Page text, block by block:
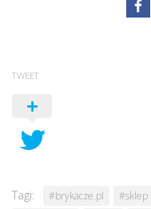
TWEET
Tagi: #brykacze.pl #sklep